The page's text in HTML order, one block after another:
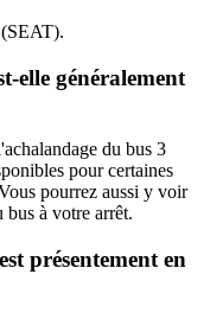
elle généralement
du bus 3
pour certaines
pourrez aussi y voir
bus à votre arrêt.
présentement en